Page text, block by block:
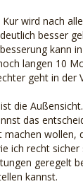
wird nach
besser
kann
langen 10
geht in der
die
das
machen wollen,
ich recht sicher
geregelt
kannst.